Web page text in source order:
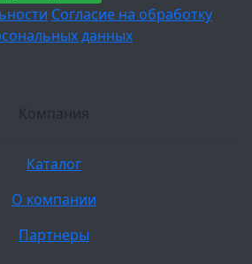
Согласие на обработку
данных
Компания
Каталог
О компании
Партнеры